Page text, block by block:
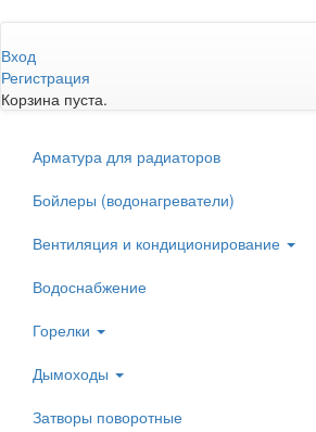
к
основному
содержанию
Вход
Регистрация
Корзина пуста.
Арматура для радиаторов
Бойлеры (водонагреватели)
Вентиляция и кондиционирование
Водоснабжение
Горелки
Дымоходы
Затворы поворотные